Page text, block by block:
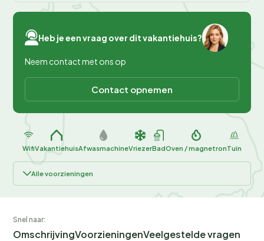
Heb je een vraag over dit vakantiehuis?
Neem contact met ons op
Contact opnemen
WifiVakantiehuisAfwasmachineVriezerBadOven / magnetronTuin
Alle voorzieningen
Snel naar:
OmschrijvingVoorzieningenVeelgestelde vragen